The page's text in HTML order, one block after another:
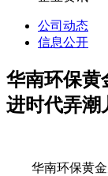
公司动态
信息公开
华南环保黄
进时代弄潮
华南环保黄